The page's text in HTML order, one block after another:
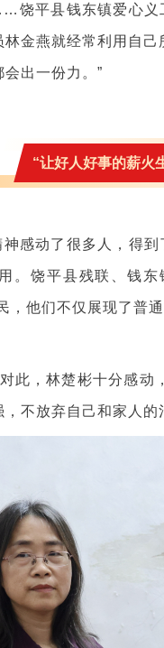
饶平县钱东镇爱心义
金燕就经常利用自
出一份力。”
“让好人好事的薪火
感动了很多人，得
。饶平县残联、钱
，他们不仅展现了普
此，林楚彬十分感
不放弃自己和家人的